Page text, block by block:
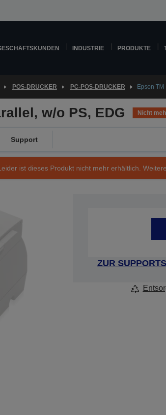
INDUSTRIE PRODUKTE
POS-DRUCKER PC-POS-DRUCKER Epson
w/o PS, EDG Nicht
Support
ist dieses Produkt nicht mehr erhältlich.
ZUR